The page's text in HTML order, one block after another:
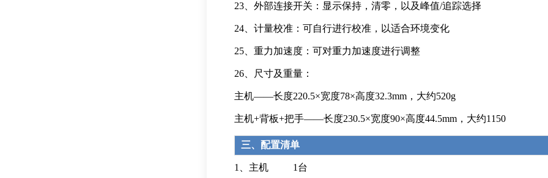
23、外部连接开关：显示保持，清零，以及峰值/追踪选择
24、计量校准：可自行进行校准，以适合环境变化
25、重力加速度：可对重力加速度进行调整
26、尺寸及重量：
主机——长度220.5×宽度78×高度32.3mm，大约520g
主机+背板+把手——长度230.5×宽度90×高度44.5mm，大约1150
三、配置清单
1、主机 1台